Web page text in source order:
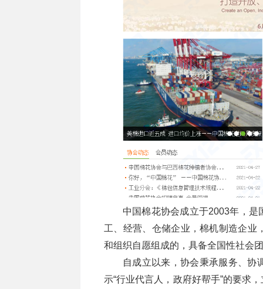
中国棉花协会成立于2003年，
工、经营、仓储企业，棉机制造企业
和组织自愿组成的，具备全国性社会
自成立以来，协会秉承服务、协
示“行业代言人，政府好帮手”的要求